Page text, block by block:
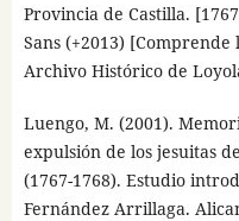
Provincia de Castilla.
Sans (+2013) [Comprende
Archivo Histórico de
Luengo, M. (2001).
expulsión de los jesuitas
(1767-1768). Estudio
Fernández Arrillaga.